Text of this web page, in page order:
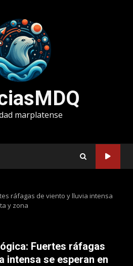
marplatense
ráfagas de viento y lluvia intensa
y zona
Fuertes ráfagas
intensa se esperan en